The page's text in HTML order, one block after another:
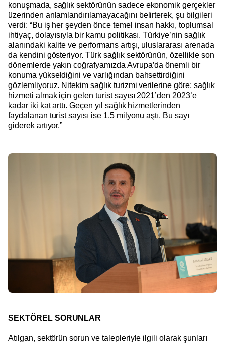
konuşmada, sağlık sektörünün sadece ekonomik gerçekler
üzerinden anlamlandırılamayacağını belirterek, şu bilgileri
verdi: “Bu iş her şeyden önce temel insan hakkı, toplumsal
ihtiyaç, dolayısıyla bir kamu politikası. Türkiye’nin sağlık
alanındaki kalite ve performans artışı, uluslararası arenada
da kendini gösteriyor. Türk sağlık sektörünün, özellikle son
dönemlerde yakın coğrafyamızda Avrupa’da önemli bir
konuma yükseldiğini ve varlığından bahsettirdiğini
gözlemliyoruz. Nitekim sağlık turizmi verilerine göre; sağlık
hizmeti almak için gelen turist sayısı 2021’den 2023’e
kadar iki kat arttı. Geçen yıl sağlık hizmetlerinden
faydalanan turist sayısı ise 1.5 milyonu aştı. Bu sayı
giderek artıyor.”
SEKTÖREL SORUNLAR
Atılgan, sektörün sorun ve talepleriyle ilgili olarak şunları